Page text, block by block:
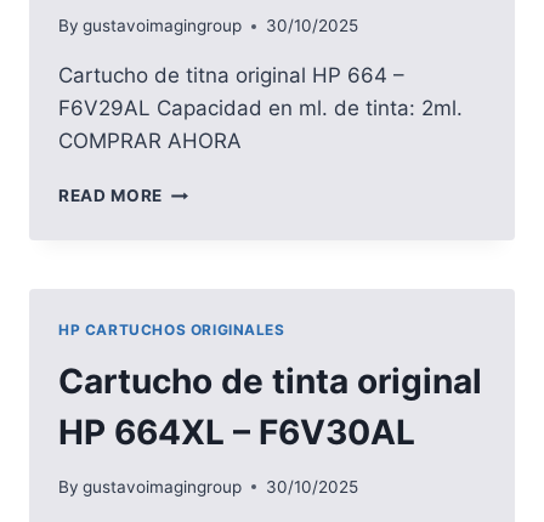
By gustavoimagingroup 30/10/2025
Cartucho de titna original HP 664 –
F6V29AL Capacidad en ml. de tinta: 2ml.
COMPRAR AHORA
READ MORE CARTUCHO
HP
F6V29AL
HP CARTUCHOS ORIGINALES
Cartucho de tinta original
HP 664XL – F6V30AL
By gustavoimagingroup 30/10/2025